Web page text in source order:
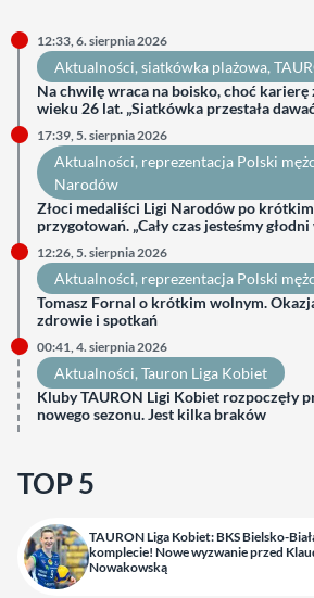
12:33, 6. sierpnia 2026
Aktualności, siatkówka plażowa,
Na chwilę wraca na boisko, choć karierę
wieku 26 lat. „Siatkówka przestała
17:39, 5. sierpnia 2026
Aktualności, reprezentacja Polski
Narodów
Złoci medaliści Ligi Narodów po
przygotowań. „Cały czas jesteśmy
12:26, 5. sierpnia 2026
Aktualności, reprezentacja Polski
Tomasz Fornal o krótkim wolnym.
zdrowie i spotkań
00:41, 4. sierpnia 2026
Aktualności, Tauron Liga Kobiet
Kluby TAURON Ligi Kobiet rozpoczęły
nowego sezonu. Jest kilka braków
TOP 5
TAURON Liga Kobiet: BKS Bielsko-
komplecie! Nowe wyzwanie przed
Nowakowską